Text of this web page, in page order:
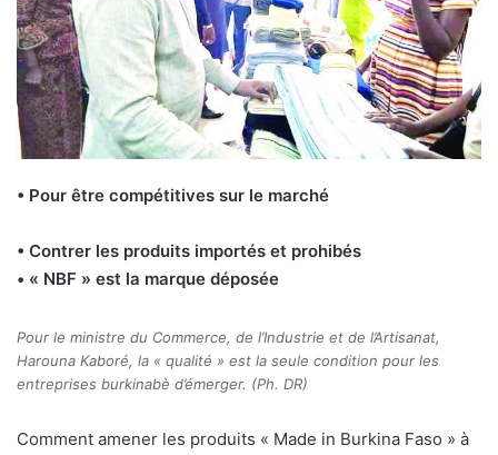
• Pour être compétitives sur le marché
• Contrer les produits importés et prohibés
• « NBF » est la marque déposée
Pour le ministre du Commerce, de l’Industrie et de l’Artisanat,
Harouna Kaboré, la « qualité » est la seule condition pour les
entreprises burkinabè d’émerger. (Ph. DR)
Comment amener les produits « Made in Burkina Faso » à